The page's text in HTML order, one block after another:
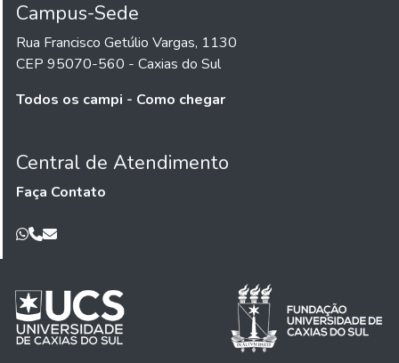
Campus-Sede
Rua Francisco Getúlio Vargas, 1130
CEP 95070-560 - Caxias do Sul
Todos os campi - Como chegar
Central de Atendimento
Faça Contato